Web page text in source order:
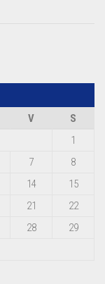
V
S
1
7
8
14
15
21
22
28
29